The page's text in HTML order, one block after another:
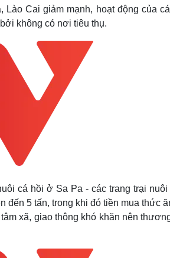
thao
Tư vấn
ảnh
Giải trí
Nghệ sĩ
Cai giảm mạnh, hoạt động của
không có nơi tiêu thụ.
cá hồi ở Sa Pa - các trang trại nuôi
đến 5 tấn, trong khi đó tiền mua thức
xã, giao thông khó khăn nên